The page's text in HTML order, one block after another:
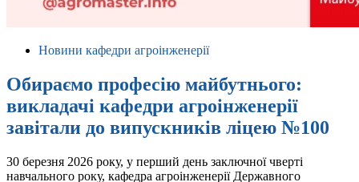
Новини кафедри агроінженерії
Обираємо професію майбутнього:
викладачі кафедри агроінженерії
завітали до випускників ліцею №100
30 березня 2026 року, у перший день заключної чверті
навчального року, кафедра агроінженерії Державного